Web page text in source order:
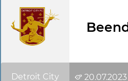
Detroit City